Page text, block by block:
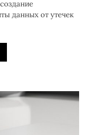
данных от утечек